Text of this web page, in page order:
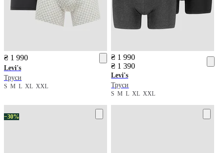
₴ 1 990
Levi's
Труси
S M L XL XXL
₴ 1 990
₴ 1 390
Levi's
Труси
SMLXLXXL
−30%